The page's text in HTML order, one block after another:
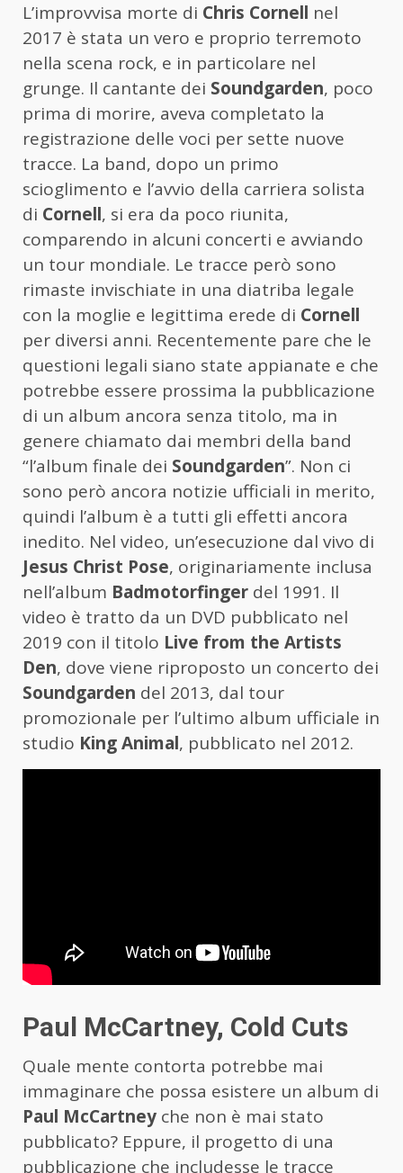
L’improvvisa morte di Chris Cornell nel
2017 è stata un vero e proprio terremoto
nella scena rock, e in particolare nel
grunge. Il cantante dei Soundgarden, poco
prima di morire, aveva completato la
registrazione delle voci per sette nuove
tracce. La band, dopo un primo
scioglimento e l’avvio della carriera solista
di Cornell, si era da poco riunita,
comparendo in alcuni concerti e avviando
un tour mondiale. Le tracce però sono
rimaste invischiate in una diatriba legale
con la moglie e legittima erede di Cornell
per diversi anni. Recentemente pare che le
questioni legali siano state appianate e che
potrebbe essere prossima la pubblicazione
di un album ancora senza titolo, ma in
genere chiamato dai membri della band
“l’album finale dei Soundgarden”. Non ci
sono però ancora notizie ufficiali in merito,
quindi l’album è a tutti gli effetti ancora
inedito. Nel video, un’esecuzione dal vivo di
Jesus Christ Pose, originariamente inclusa
nell’album Badmotorfinger del 1991. Il
video è tratto da un DVD pubblicato nel
2019 con il titolo Live from the Artists
Den, dove viene riproposto un concerto dei
Soundgarden del 2013, dal tour
promozionale per l’ultimo album ufficiale in
studio King Animal, pubblicato nel 2012.
Paul McCartney, Cold Cuts
Quale mente contorta potrebbe mai
immaginare che possa esistere un album di
Paul McCartney che non è mai stato
pubblicato? Eppure, il progetto di una
pubblicazione che includesse le tracce